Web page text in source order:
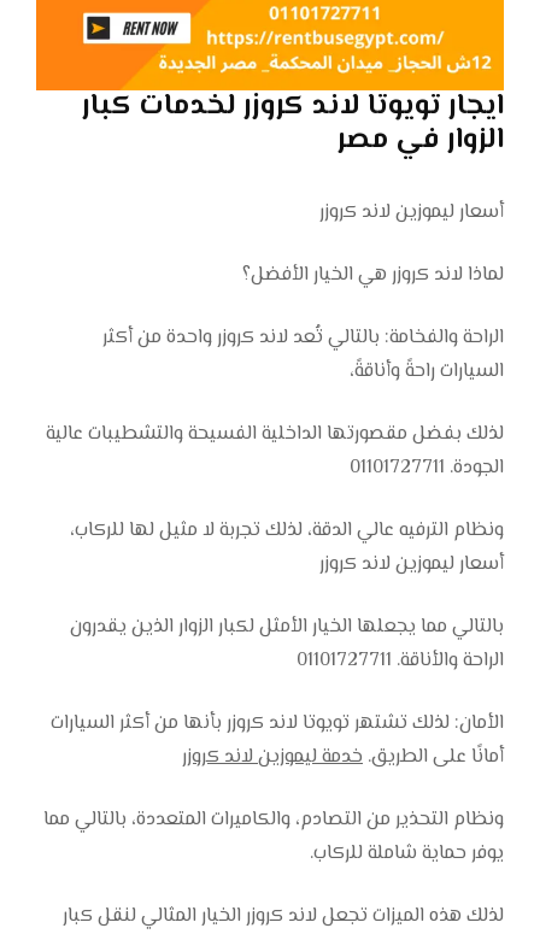
ايجار تويوتا لاند كروزر لخدمات كبار
الزوار في مصر
أسعار ليموزين لاند كروزر
لماذا لاند كروزر هي الخيار الأفضل؟
الراحة والفخامة: بالتالي تُعد لاند كروزر واحدة من أكثر
السيارات راحةً وأناقةً،
لذلك بفضل مقصورتها الداخلية الفسيحة والتشطيبات عالية
الجودة. 01101727711
ونظام الترفيه عالي الدقة، لذلك تجربة لا مثيل لها للركاب،
أسعار ليموزين لاند كروزر
بالتالي مما يجعلها الخيار الأمثل لكبار الزوار الذين يقدرون
الراحة والأناقة. 01101727711
الأمان: لذلك تشتهر تويوتا لاند كروزر بأنها من أكثر السيارات
أمانًا على الطريق. خدمة ليموزين لاند كروزر
ونظام التحذير من التصادم، والكاميرات المتعددة، بالتالي مما
يوفر حماية شاملة للركاب.
لذلك هذه الميزات تجعل لاند كروزر الخيار المثالي لنقل كبار